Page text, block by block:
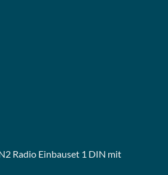
Radio Einbauset 1 DIN mit